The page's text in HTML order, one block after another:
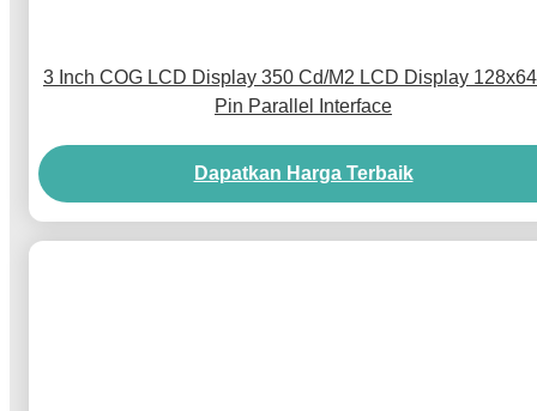
3 Inch COG LCD Display 350 Cd/M2 LCD Display
Pin Parallel Interface
Dapatkan Harga Terbaik